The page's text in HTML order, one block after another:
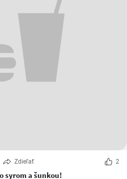
Zdieľať 2
syrom a šunkou!